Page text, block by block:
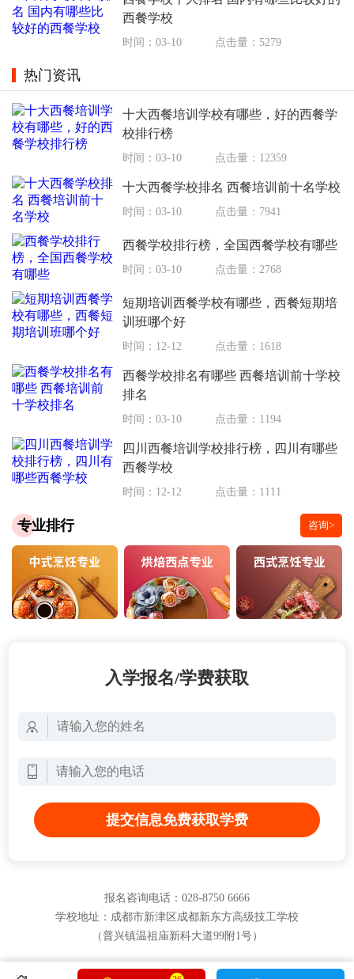
西餐学校
时间：03-10 点击量：5279
热门资讯
十大西餐培训学校有哪些，好的西餐学
校排行榜
时间：03-10 点击量：12359
十大西餐学校排名 西餐培训前十名学校
时间：03-10 点击量：7941
西餐学校排行榜，全国西餐学校有哪些
时间：03-10 点击量：2768
短期培训西餐学校有哪些，西餐短期培
训班哪个好
时间：12-12 点击量：1618
西餐学校排名有哪些 西餐培训前十学校
排名
时间：03-10 点击量：1194
四川西餐培训学校排行榜，四川有哪些
西餐学校
时间：12-12 点击量：1111
专业排行 咨询>
入学报名/学费获取
提交信息免费获取学费
报名咨询电话：028-8750 6666
学校地址：成都市新津区成都新东方高级技工学校
（普兴镇温祖庙新科大道99附1号）